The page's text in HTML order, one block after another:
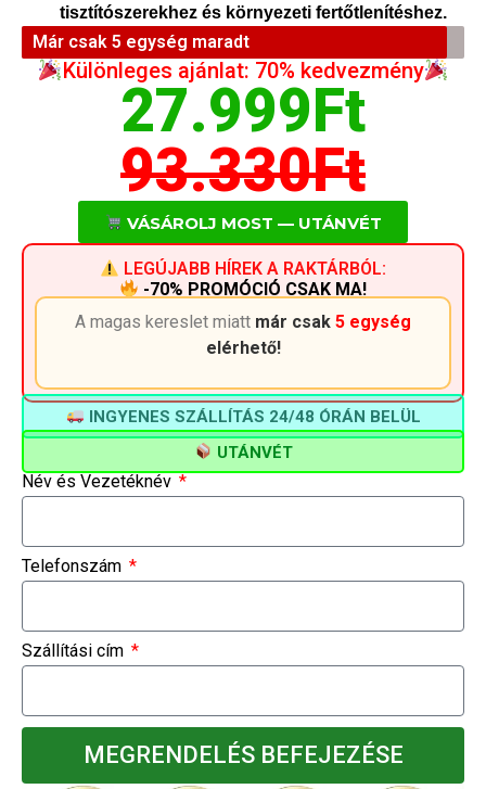
tisztítószerekhez és környezeti fertőtlenítéshez.
Már csak 5 egység maradt
Különleges ajánlat: 70% kedvezmény
27.999Ft
93.330Ft
VÁSÁROLJ MOST — UTÁNVÉT
LEGÚJABB HÍREK A RAKTÁRBÓL:
-70% PROMÓCIÓ CSAK MA!
A magas kereslet miatt már csak 5 egység
elérhető!
INGYENES SZÁLLÍTÁS 24/48 ÓRÁN BELÜL
UTÁNVÉT
Név és Vezetéknév
Telefonszám
Szállítási cím
MEGRENDELÉS BEFEJEZÉSE